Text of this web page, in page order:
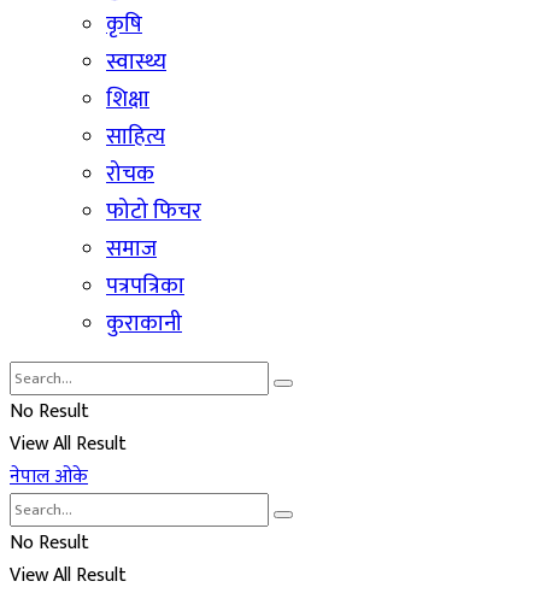
कृषि
स्वास्थ्य
शिक्षा
साहित्य
रोचक
फोटो फिचर
समाज
पत्रपत्रिका
कुराकानी
No Result
View All Result
नेपाल ओके
No Result
View All Result